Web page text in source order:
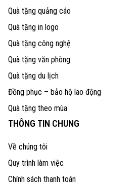
Quà tặng quảng cáo
Quà tặng in logo
Quà tặng công nghệ
Quà tặng văn phòng
Quà tặng du lịch
Đồng phục – bảo hộ lao động
Quà tặng theo mùa
THÔNG TIN CHUNG
Về chúng tôi
Quy trình làm việc
Chính sách thanh toán